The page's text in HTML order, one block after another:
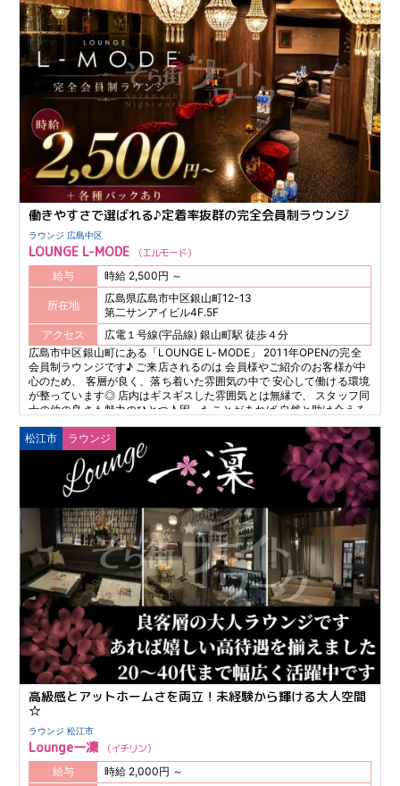
働きやすさで選ばれる♪定着率抜群の完全会員制ラウンジ
ラウンジ 広島中区
LOUNGE L-MODE エルモード
給与 時給 2,500円 ～
所在地
広島県広島市中区銀山町12-13
第二サンアイビル4F.5F
アクセス
広電１号線(宇品線) 銀山町駅 徒歩４分
広島市中区銀山町にある「LOUNGE L-MODE」 2011年OPENの完全
会員制ラウンジです♪ ご来店されるのは 会員様やご紹介のお客様が中
心のため、 客層が良く、落ち着いた雰囲気の中で 安心して働ける環境
が整っています◎ 店内はギスギスした雰囲気とは無縁で、 スタッフ同
士の仲の良さも魅力のひとつ♪ 困ったことがあれば 自然と助け合える
環境なので、 未経験の方も安心してスタートできます。 居心地の良さ
から 長く活躍しているキャストも多く、 「働きやすいから」とお友達
を 紹介してくれることも♪ 安心して長く続けられる環境を 大切にして
いるラウンジです。
松江市 ラウンジ
高級感とアットホームさを両立！未経験から輝ける大人空間
☆
ラウンジ 松江市
Lounge一凜 イチリン
給与 時給 2,000円 ～